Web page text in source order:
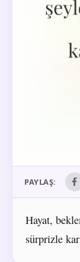
PAYLAŞ:
Hayat,
sürprizle